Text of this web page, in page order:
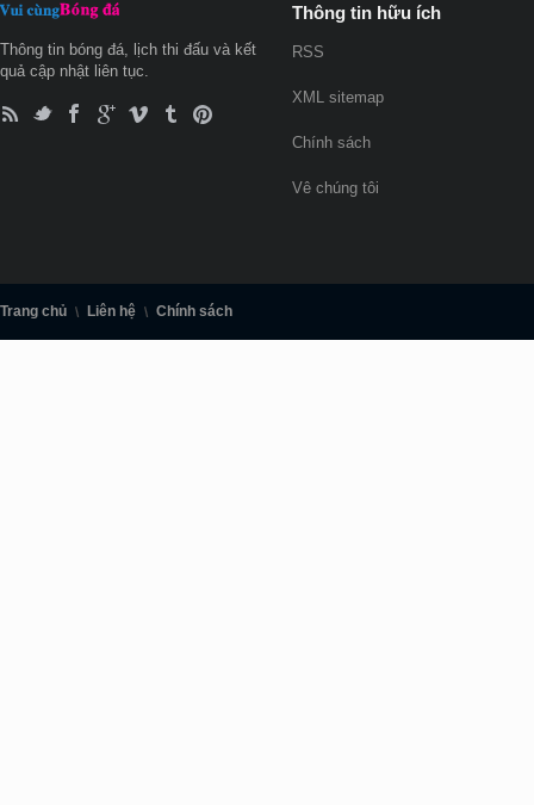
Thông tin bóng đá, lịch thi đấu và kết
quả cập nhật liên tục.
Thông tin hữu ích
RSS
XML sitemap
Chính sách
Vê chúng tôi
Trang chủ Liên hệ Chính sách